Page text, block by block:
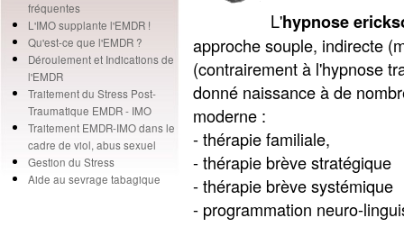
fréquentes
L'IMO supplante l'EMDR !
Qu'est-ce que l'EMDR ?
Déroulement et Indications de
l'EMDR
Traitement du Stress Post-
Traumatique EMDR - IMO
Traitement EMDR-IMO dans le
cadre de viol, abus sexuel
Gestion du Stress
Aide au sevrage tabagique
L'hypnose
approche souple, indirecte
(contrairement à l'hypnose
donné naissance à de
moderne :
- thérapie familiale,
- thérapie brève stratégique
- thérapie brève systémique
- programmation neuro-